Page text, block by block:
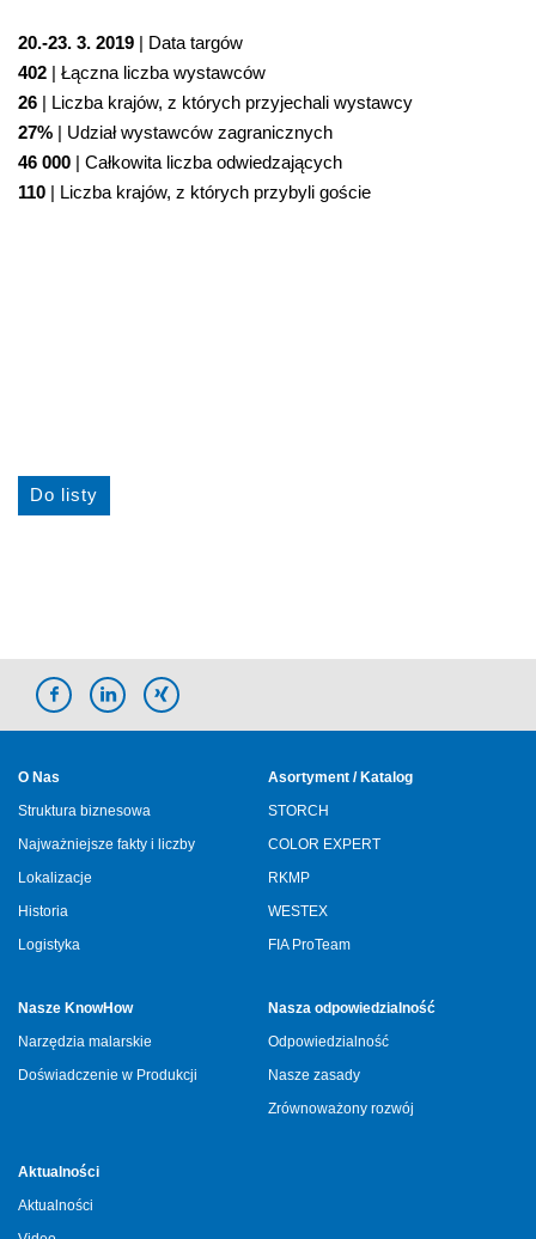
20.-23. 3. 2019 | Data targów
402 | Łączna liczba wystawców
26 | Liczba krajów, z których przyjechali wystawcy
27% | Udział wystawców zagranicznych
46 000 | Całkowita liczba odwiedzających
110 | Liczba krajów, z których przybyli goście
Do listy
O Nas
Struktura biznesowa
Najważniejsze fakty i liczby
Lokalizacje
Historia
Logistyka
Asortyment / Katalog
STORCH
COLOR EXPERT
RKMP
WESTEX
FIA ProTeam
Nasze KnowHow
Narzędzia malarskie
Doświadczenie w Produkcji
Nasza odpowiedzialność
Odpowiedzialność
Nasze zasady
Zrównoważony rozwój
Aktualności
Aktualności